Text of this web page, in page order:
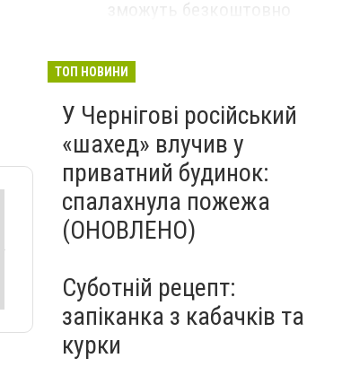
зможуть безкоштовно
ТОП НОВИНИ
У Чернігові російський
«шахед» влучив у
приватний будинок:
спалахнула пожежа
(ОНОВЛЕНО)
Суботній рецепт:
запіканка з кабачків та
курки